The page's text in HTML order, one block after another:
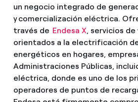
un negocio integrado de
y comercialización eléctrica.
través de Endesa X , servicios
orientados a la electrificación
energéticos en hogares,
Administraciones Públicas,
eléctrica, donde es uno de los
operadores de puntos de